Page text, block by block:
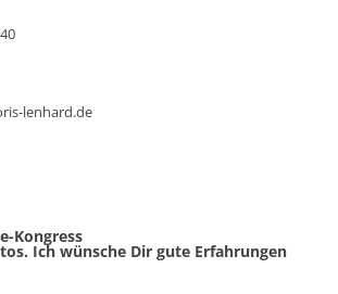
lenhard.de
Kongress
Ich wünsche Dir gute Erfahrungen